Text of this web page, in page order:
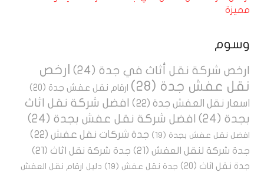
مميزة
وسوم
ارخص شركة نقل أثاث في جدة (24)
ارخص
نقل عفش جدة (28) ارقام نقل عفش جدة (20)
اسعار نقل العفش جدة (22)
افضل شركة نقل اثاث
بجدة (24) افضل شركة نقل عفش بجدة (24)
افضل نقل عفش بجدة (19) جدة شركات نقل عفش (22)
جدة شركة لنقل العفش (21) جدة شركة نقل اثاث (21)
جدة نقل اثاث (20) جدة نقل عفش (19)
دليل ارقام نقل العفش